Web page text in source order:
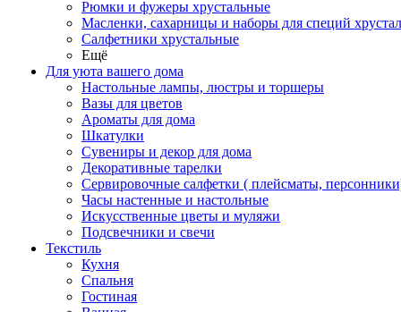
Рюмки и фужеры хрустальные
Масленки, сахарницы и наборы для специй
Салфетники хрустальные
Ещё
Для уюта вашего дома
Настольные лампы, люстры и торшеры
Вазы для цветов
Ароматы для дома
Шкатулки
Сувениры и декор для дома
Декоративные тарелки
Сервировочные салфетки ( плейсматы,
Часы настенные и настольные
Искусственные цветы и муляжи
Подсвечники и свечи
Текстиль
Кухня
Спальня
Гостиная